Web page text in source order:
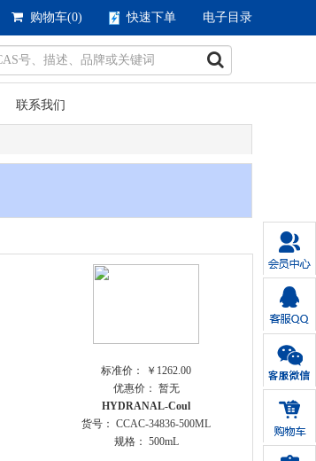
购物车(0) 快速下单 电子目录
联系我们
标准价：
￥1262.00
优惠价： 暂无
HYDRANAL-Coul
货号： CCAC-34836-500ML
规格： 500mL